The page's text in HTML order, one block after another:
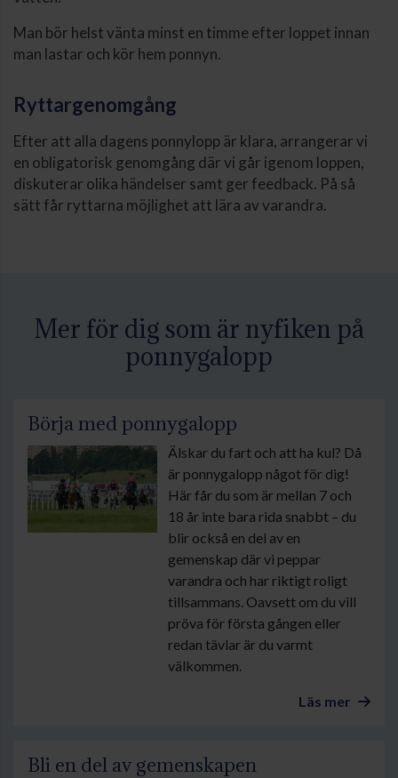
Man bör helst vänta minst en timme efter loppet innan
man lastar och kör hem ponnyn.
Ryttargenomgång
Efter att alla dagens ponnylopp är klara, arrangerar vi
en obligatorisk genomgång där vi går igenom loppen,
diskuterar olika händelser samt ger feedback. På så
sätt får ryttarna möjlighet att lära av varandra.
Mer för dig som är nyfiken på
ponnygalopp
Börja med ponnygalopp
Älskar du fart och att ha kul? Då
är ponnygalopp något för dig!
Här får du som är mellan 7 och
18 år inte bara rida snabbt – du
blir också en del av en
gemenskap där vi peppar
varandra och har riktigt roligt
tillsammans. Oavsett om du vill
pröva för första gången eller
redan tävlar är du varmt
välkommen.
Läs mer
Bli en del av gemenskapen